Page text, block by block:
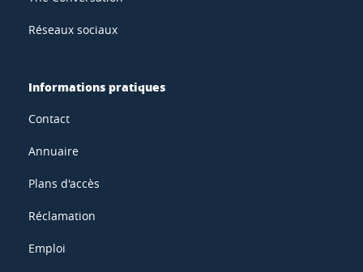
Réseaux sociaux
Informations pratiques
Contact
Annuaire
Plans d'accès
Réclamation
Emploi